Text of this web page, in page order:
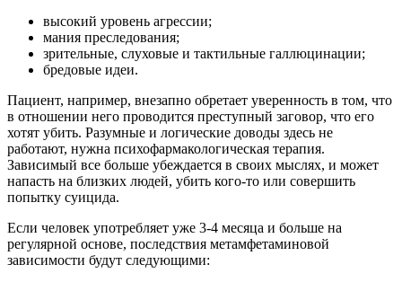
высокий уровень агрессии;
мания преследования;
зрительные, слуховые и тактильные галлюцинации;
бредовые идеи.
Пациент, например, внезапно обретает уверенность в том, что
в отношении него проводится преступный заговор, что его
хотят убить. Разумные и логические доводы здесь не
работают, нужна психофармакологическая терапия.
Зависимый все больше убеждается в своих мыслях, и может
напасть на близких людей, убить кого-то или совершить
попытку суицида.
Если человек употребляет уже 3-4 месяца и больше на
регулярной основе, последствия метамфетаминовой
зависимости будут следующими: